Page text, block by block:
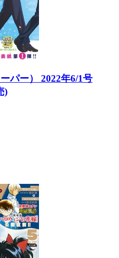
パー） 2022年6/1号
)